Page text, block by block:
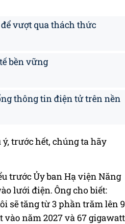
vượt qua thách thức
bền vững
thông tin điện tử trên nền
trước hết, chúng ta hãy
trước Ủy ban Hạ viện Năng
lưới điện. Ông cho biết:
sẽ tăng từ 3 phần trăm lên 9
năm 2027 và 67 gigawatt